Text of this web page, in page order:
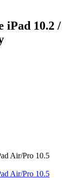
iPad 10.2 /
Air/Pro 10.5